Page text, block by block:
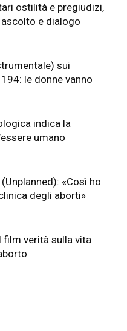
ostilità e pregiudizi,
e dialogo
sui
le donne vanno
indica la
umano
«Così ho
degli aborti»
film verità sulla vita